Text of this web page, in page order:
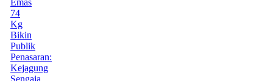
74
Kg
Bikin
Publik
Penasaran:
Kejagung
Sengaja